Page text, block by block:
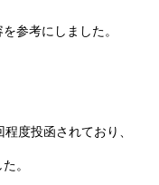
参考にしました。
度投函されており、
。